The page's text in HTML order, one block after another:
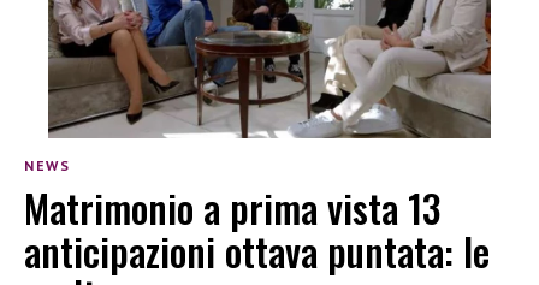
NEWS
Matrimonio a prima vista 13
anticipazioni ottava puntata: le